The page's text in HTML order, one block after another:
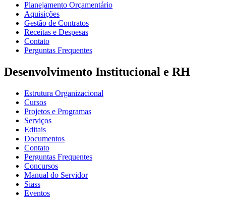
Planejamento Orçamentário
Aquisições
Gestão de Contratos
Receitas e Despesas
Contato
Perguntas Frequentes
Desenvolvimento Institucional e RH
Estrutura Organizacional
Cursos
Projetos e Programas
Serviços
Editais
Documentos
Contato
Perguntas Frequentes
Concursos
Manual do Servidor
Siass
Eventos